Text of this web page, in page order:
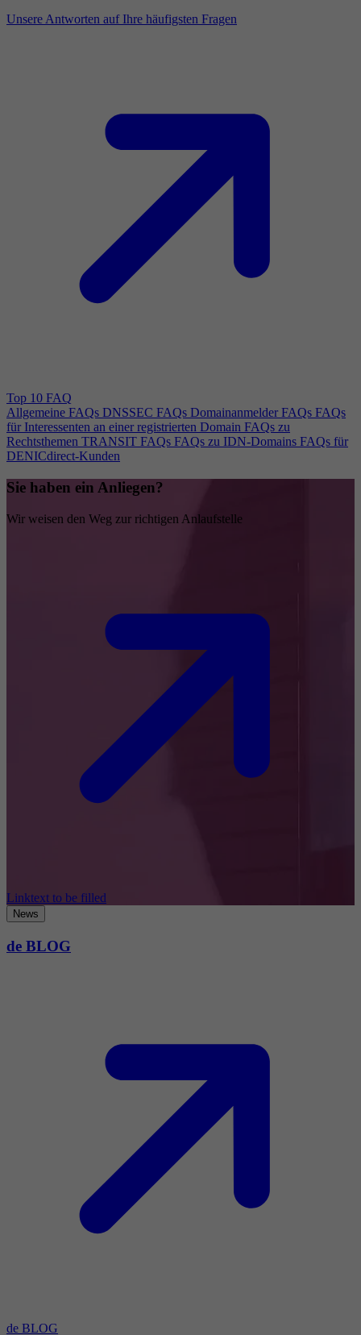
Unsere Antworten auf Ihre häufigsten Fragen
Top 10 FAQ
Allgemeine FAQs DNSSEC FAQs Domainanmelder FAQs FAQs
für Interessenten an einer registrierten Domain FAQs zu
Rechtsthemen TRANSIT FAQs FAQs zu IDN-Domains FAQs für
DENICdirect-Kunden
Sie haben ein Anliegen?
Wir weisen den Weg zur richtigen Anlaufstelle
Linktext to be filled
News
de BLOG
de BLOG